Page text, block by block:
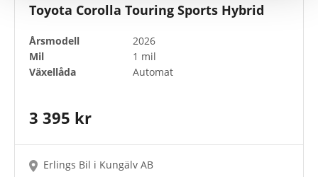
Toyota Corolla Touring Sports Hybrid
Årsmodell
2026
Mil
1 mil
Växellåda
Automat
3 395 kr
Erlings Bil i Kungälv AB